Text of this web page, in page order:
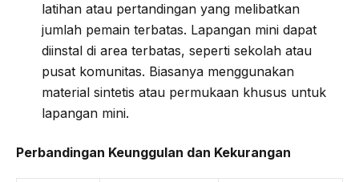
latihan atau pertandingan yang melibatkan
jumlah pemain terbatas. Lapangan mini dapat
diinstal di area terbatas, seperti sekolah atau
pusat komunitas. Biasanya menggunakan
material sintetis atau permukaan khusus untuk
lapangan mini.
Perbandingan Keunggulan dan Kekurangan